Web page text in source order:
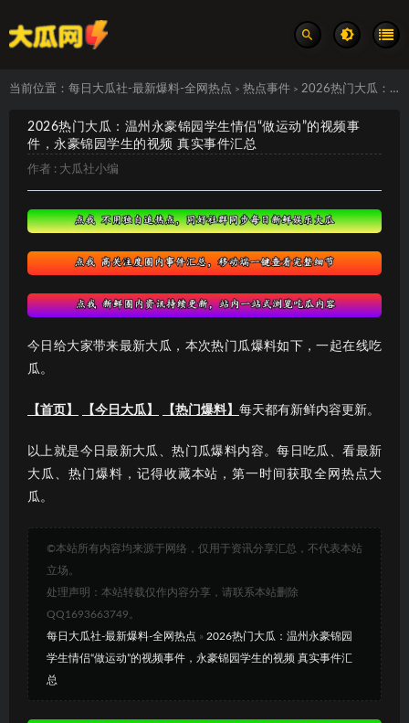
当前位置： 每日大瓜社-最新爆料-全网热点 > 热点事件 > 2026热门大瓜：温州永豪锦园学生情侣“做运动”的视频事件，永豪锦园学生的视频 真实事件汇总
2026热门大瓜：温州永豪锦园学生情侣“做运动”的视频事
件，永豪锦园学生的视频 真实事件汇总
作者 : 大瓜社小编
今日给大家带来最新大瓜，本次热门瓜爆料如下，一起在线吃
瓜。
【首页】 【今日大瓜】 【热门爆料】 每天都有新鲜内容更新。
以上就是今日最新大瓜、热门瓜爆料内容。每日吃瓜、看最新
大瓜、热门爆料，记得收藏本站，第一时间获取全网热点大
瓜。
©本站所有内容均来源于网络，仅用于资讯分享汇总，不代表本站
立场。
处理声明：本站转载仅作内容分享，请联系本站删除
QQ1693663749。
每日大瓜社-最新爆料-全网热点 » 2026热门大瓜：温州永豪锦园
学生情侣“做运动”的视频事件，永豪锦园学生的视频 真实事件汇
总